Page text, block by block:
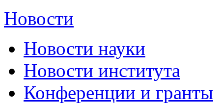
Новости
Новости науки
Новости института
Конференции и гранты